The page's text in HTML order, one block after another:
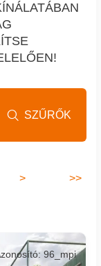
> >>
96_mpi
 SZŰRŐK